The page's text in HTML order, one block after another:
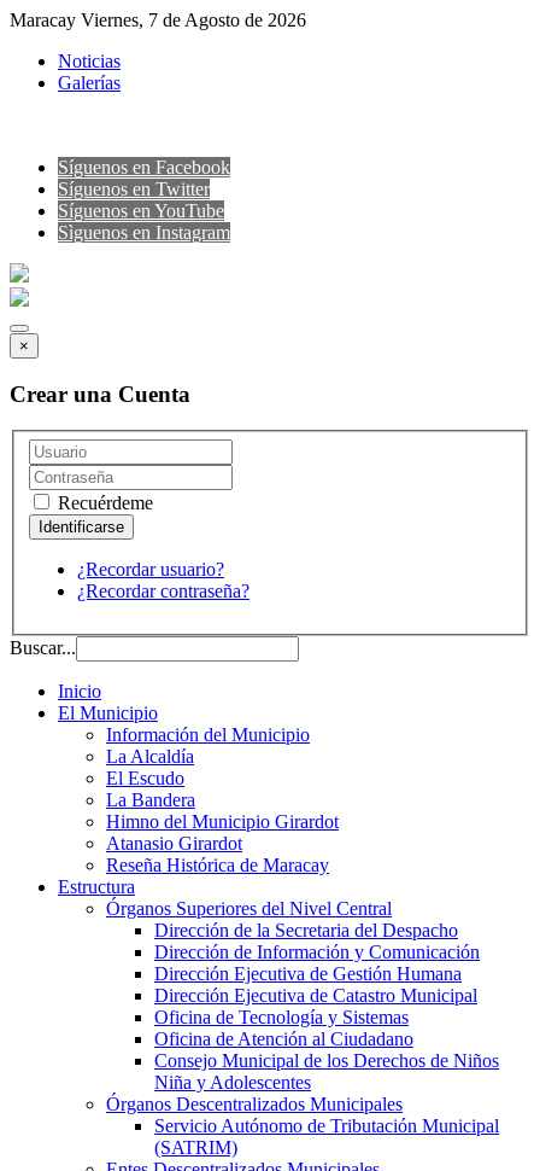
Maracay Viernes, 7 de Agosto de 2026
Noticias
Galerías
Síguenos en Facebook
Síguenos en Twitter
Síguenos en YouTube
Sìguenos en Instagram
×
Crear una Cuenta
Recuérdeme
¿Recordar usuario?
¿Recordar contraseña?
Buscar...
Inicio
El Municipio
Información del Municipio
La Alcaldía
El Escudo
La Bandera
Himno del Municipio Girardot
Atanasio Girardot
Reseña Histórica de Maracay
Estructura
Órganos Superiores del Nivel Central
Dirección de la Secretaria del Despacho
Dirección de Información y Comunicación
Dirección Ejecutiva de Gestión Humana
Dirección Ejecutiva de Catastro Municipal
Oficina de Tecnología y Sistemas
Oficina de Atención al Ciudadano
Consejo Municipal de los Derechos de Niños
Niña y Adolescentes
Órganos Descentralizados Municipales
Servicio Autónomo de Tributación Municipal
(SATRIM)